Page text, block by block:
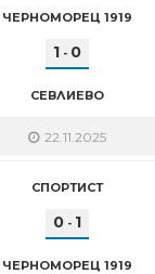
ЧЕРНОМОРЕЦ 1919
1 - 0
СЕВЛИЕВО
22.11.2025
СПОРТИСТ
0 - 1
ЧЕРНОМОРЕЦ 1919